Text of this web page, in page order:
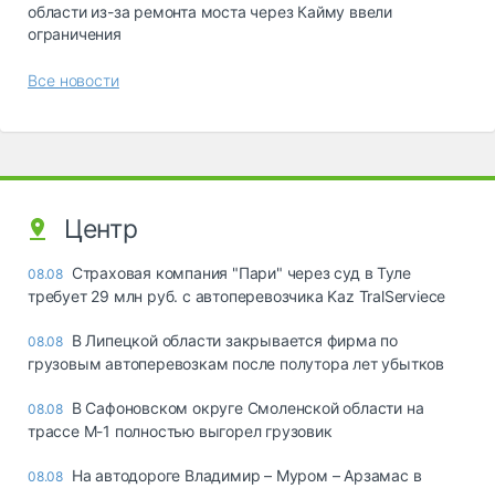
области из-за ремонта моста через Кайму ввели
ограничения
Все новости
Центр
08.08 Страховая компания "Пари" через суд в Туле
требует 29 млн руб. с автоперевозчика Kaz TralServiece
08.08 В Липецкой области закрывается фирма по
грузовым автоперевозкам после полутора лет убытков
08.08 В Сафоновском округе Смоленской области на
трассе М-1 полностью выгорел грузовик
08.08 На автодороге Владимир – Муром – Арзамас в